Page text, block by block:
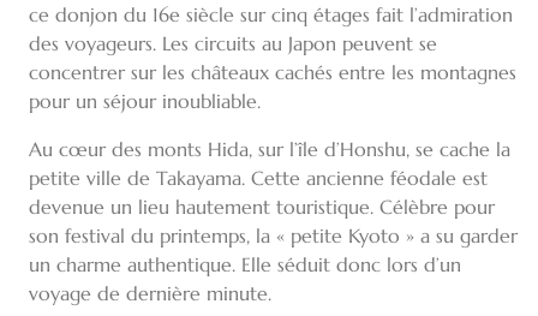
ce donjon du 16e siècle sur cinq étages fait l’admiration
des voyageurs. Les circuits au Japon peuvent se
concentrer sur les châteaux cachés entre les montagnes
pour un séjour inoubliable.
Au cœur des monts Hida, sur l’île d’Honshu, se cache la
petite ville de Takayama. Cette ancienne féodale est
devenue un lieu hautement touristique. Célèbre pour
son festival du printemps, la « petite Kyoto » a su garder
un charme authentique. Elle séduit donc lors d’un
voyage de dernière minute.